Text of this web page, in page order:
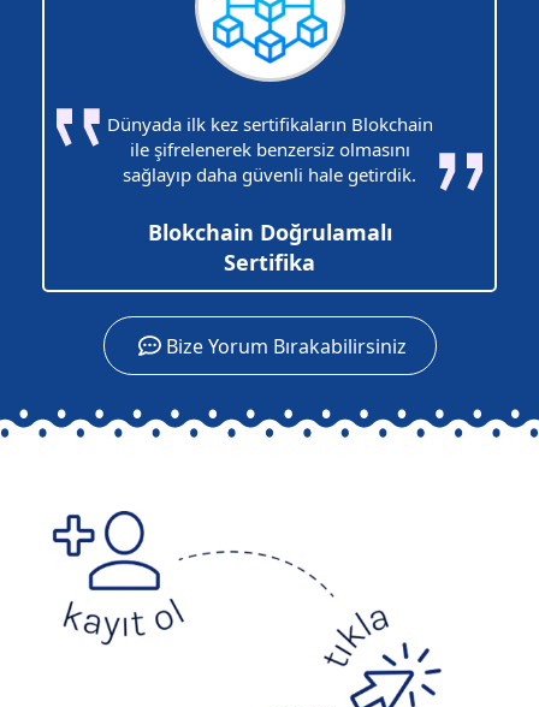
Dünyada ilk kez sertifikaların Blokchain
ile şifrelenerek benzersiz olmasını
sağlayıp daha güvenli hale getirdik.
Blokchain Doğrulamalı
Sertifika
Bize Yorum Bırakabilirsiniz